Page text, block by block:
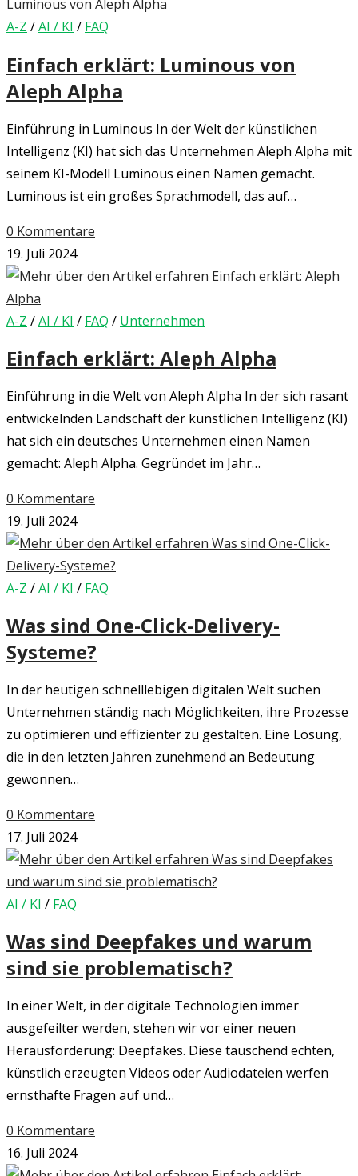
A-Z /AI / KI / FAQ
Einfach erklärt: Luminous von
Aleph Alpha
Einführung in Luminous In der Welt der künstlichen
Intelligenz (KI) hat sich das Unternehmen Aleph Alpha mit
seinem KI-Modell Luminous einen Namen gemacht.
Luminous ist ein großes Sprachmodell, das auf…
0 Kommentare
19. Juli 2024
A-Z /AI / KI / FAQ / Unternehmen
Einfach erklärt: Aleph Alpha
Einführung in die Welt von Aleph Alpha In der sich rasant
entwickelnden Landschaft der künstlichen Intelligenz (KI)
hat sich ein deutsches Unternehmen einen Namen
gemacht: Aleph Alpha. Gegründet im Jahr…
0 Kommentare
19. Juli 2024
A-Z /AI / KI / FAQ
Was sind One-Click-Delivery-
Systeme?
In der heutigen schnelllebigen digitalen Welt suchen
Unternehmen ständig nach Möglichkeiten, ihre Prozesse
zu optimieren und effizienter zu gestalten. Eine Lösung,
die in den letzten Jahren zunehmend an Bedeutung
gewonnen…
0 Kommentare
17. Juli 2024
AI / KI / FAQ
Was sind Deepfakes und warum
sind sie problematisch?
In einer Welt, in der digitale Technologien immer
ausgefeilter werden, stehen wir vor einer neuen
Herausforderung: Deepfakes. Diese täuschend echten,
künstlich erzeugten Videos oder Audiodateien werfen
ernsthafte Fragen auf und…
0 Kommentare
16. Juli 2024